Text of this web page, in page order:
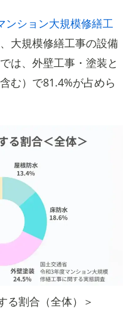
ンション大規模修繕工
大規模修繕工事の設備
は、外壁工事・塗装と
む）で81.4%が占めら
る割合（全体）＞